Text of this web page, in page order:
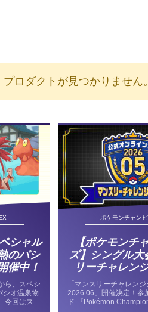
ロダクトが見つかりません。
シャル
のパシ
催中！
ら、スペシ
シオ温泉物
今回はスペ
ポケモンチャン
【ポケモンチ
ズ】シングル大
リーチャレン
2026.06」が
「マンスリーチャレン
2026.06」開催決定！参
ド 『Pokémon